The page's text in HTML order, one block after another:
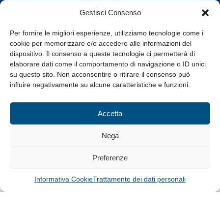
Gestisci Consenso
Per fornire le migliori esperienze, utilizziamo tecnologie come i
cookie per memorizzare e/o accedere alle informazioni del
dispositivo. Il consenso a queste tecnologie ci permetterà di
elaborare dati come il comportamento di navigazione o ID unici
su questo sito. Non acconsentire o ritirare il consenso può
influire negativamente su alcune caratteristiche e funzioni.
Accetta
Nega
Preferenze
Informativa CookieTrattamento dei dati personali
Orari di apertura
8.30-13.00 / 14.00-17.30
Whistleblowing
© Tutti i diritti riservati
Privacy Policy e Cookie|Informativa Cookie